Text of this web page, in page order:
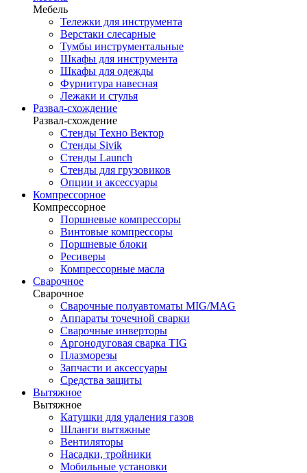
Мебель
Тележки для инструмента
Верстаки слесарные
Тумбы инструментальные
Шкафы для инструмента
Шкафы для одежды
Фурнитура навесная
Лежаки и стулья
Развал-схождение
Развал-схождение
Стенды Техно Вектор
Стенды Sivik
Стенды Launch
Стенды для грузовиков
Опции и аксессуары
Компрессорное
Компрессорное
Поршневые компрессоры
Винтовые компрессоры
Поршневые блоки
Ресиверы
Компрессорные масла
Сварочное
Сварочное
Сварочные полуавтоматы MIG/MAG
Аппараты точечной сварки
Сварочные инверторы
Аргонодуговая сварка TIG
Плазморезы
Запчасти и аксессуары
Средства защиты
Вытяжное
Вытяжное
Катушки для удаления газов
Шланги вытяжные
Вентиляторы
Насадки, тройники
Мобильные установки